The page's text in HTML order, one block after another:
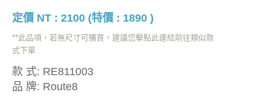
定價 NT : 2100 (特價 : 1890 )
**此品項，若無尺寸可購買，建議您擊點此連結前往類似款
式下單
款 式: RE811003
品 牌: Route8